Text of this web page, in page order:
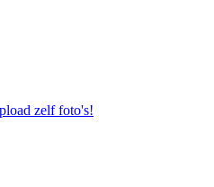
zelf foto's!